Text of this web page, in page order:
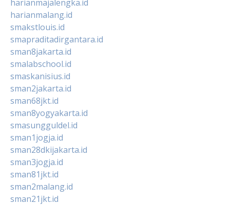
harianmajalengka.id
harianmalang.id
smakstlouis.id
smapraditadirgantara.id
sman8jakarta.id
smalabschool.id
smaskanisius.id
sman2jakarta.id
sman68jkt.id
sman8yogyakarta.id
smasungguldel.id
sman1jogja.id
sman28dkijakarta.id
sman3jogja.id
sman81jkt.id
sman2malang.id
sman21jkt.id